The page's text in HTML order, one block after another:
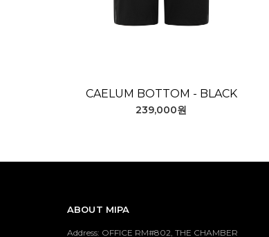
CAELUM BOTTOM - BLACK
239,000원
ABOUT MIPA
Address: OFFICE RM#802, THE CHAMBER